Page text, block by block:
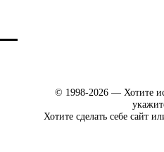
© 1998-2026 — Хотите
Хотите сделать себе сайт